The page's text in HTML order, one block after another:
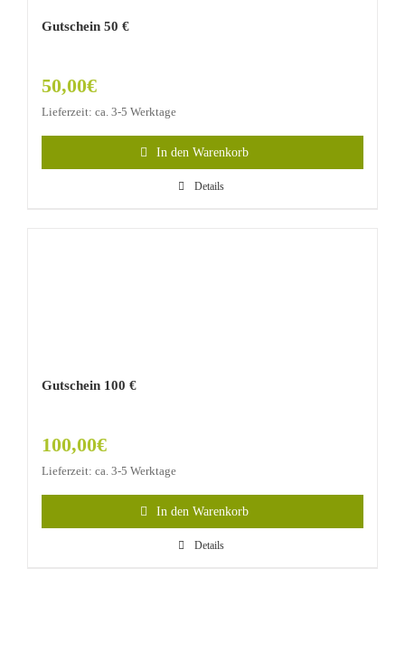
Gutschein 50 €
50,00€
Lieferzeit: ca. 3-5 Werktage
In den Warenkorb
Details
Gutschein 100 €
100,00€
Lieferzeit: ca. 3-5 Werktage
In den Warenkorb
Details